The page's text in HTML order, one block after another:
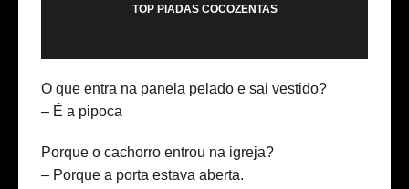
TOP PIADAS COCOZENTAS
O que entra na panela pelado e sai vestido?
– É a pipoca
Porque o cachorro entrou na igreja?
– Porque a porta estava aberta.